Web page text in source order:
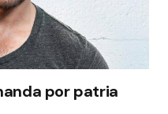
por patria